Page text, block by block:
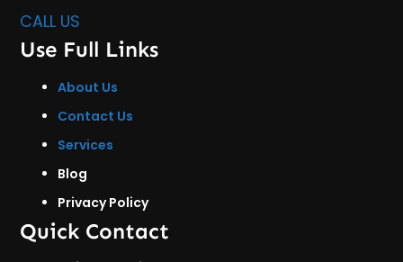
CALL US
Use Full Links
About Us
Contact Us
Services
Blog
Privacy Policy
Quick Contact